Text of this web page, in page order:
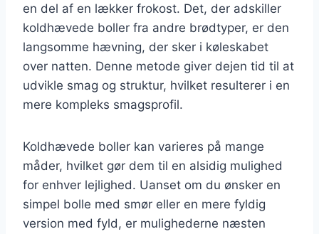
en del af en lækker frokost. Det, der adskiller
koldhævede boller fra andre brødtyper, er den
langsomme hævning, der sker i køleskabet
over natten. Denne metode giver dejen tid til at
udvikle smag og struktur, hvilket resulterer i en
mere kompleks smagsprofil.
Koldhævede boller kan varieres på mange
måder, hvilket gør dem til en alsidig mulighed
for enhver lejlighed. Uanset om du ønsker en
simpel bolle med smør eller en mere fyldig
version med fyld, er mulighederne næsten